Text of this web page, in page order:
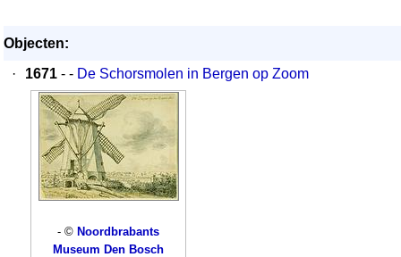
Objecten:
·
1671 - - De Schorsmolen in Bergen op Zoom
- © Noordbrabants
Museum Den Bosch